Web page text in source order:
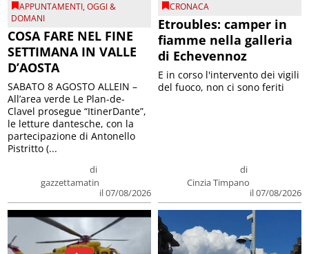
APPUNTAMENTI,OGGI &
DOMANI
COSA FARE NEL FINE
SETTIMANA IN VALLE
D’AOSTA
di
gazzettamatin
il 07/08/2026
SABATO 8 AGOSTO ALLEIN –
All’area verde Le Plan-de-
Clavel prosegue “ItinerDante”,
le letture dantesche, con la
partecipazione di Antonello
Pistritto (...
CRONACA
Etroubles: camper in
fiamme nella galleria
di Echevennoz
di
Cinzia Timpano
il 07/08/2026
E in corso l'intervento dei vigili
del fuoco, non ci sono feriti